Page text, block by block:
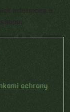
ochrany